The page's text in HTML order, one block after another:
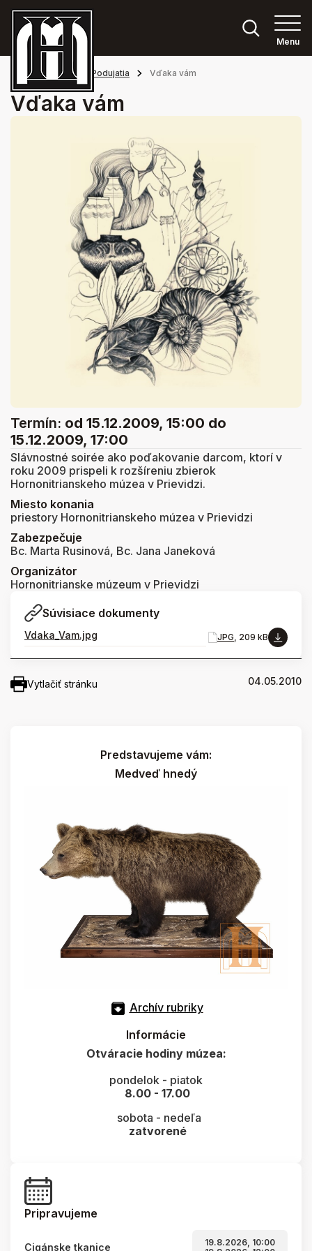
Menu
Hlavná stránka Podujatia Vďaka vám
Vďaka vám
Termín: od 15.12.2009, 15:00 do
15.12.2009, 17:00
Slávnostné soirée ako poďakovanie darcom, ktorí v
roku 2009 prispeli k rozšíreniu zbierok
Hornonitrianskeho múzea v Prievidzi.
Miesto konania
priestory Hornonitrianskeho múzea v Prievidzi
Zabezpečuje
Bc. Marta Rusinová, Bc. Jana Janeková
Organizátor
Hornonitrianske múzeum v Prievidzi
Súvisiace dokumenty
Vdaka_Vam.jpg JPG, 209 kB
Vytlačiť stránku 04.05.2010
Predstavujeme vám:
Medveď hnedý
Archív rubriky
Informácie
Otváracie hodiny múzea:
pondelok - piatok
8.00 - 17.00
sobota - nedeľa
zatvorené
Pripravujeme
Cigánske tkanice
19.8.2026, 10:00